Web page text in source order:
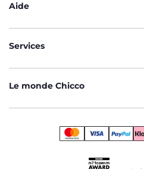
Aide
Services
Le monde Chicco